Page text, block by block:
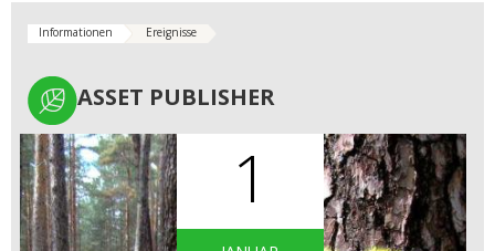
Informationen Ereignisse
ASSET PUBLISHER
ASSET PUBLISHER
1